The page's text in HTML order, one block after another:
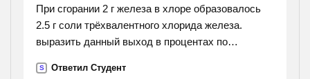
При сгорании 2 г железа в хлоре образовалось
2.5 г соли трёхвалентного хлорида железа.
выразить данный выход в процентах по
S Ответил Студент